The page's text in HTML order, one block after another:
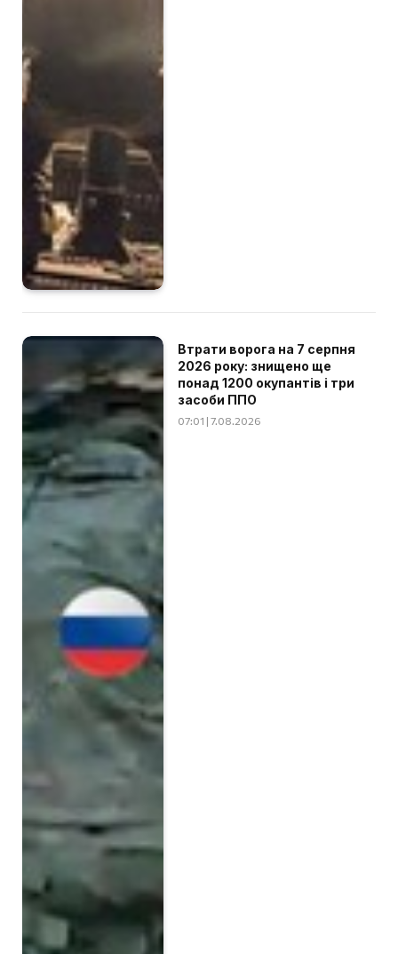
Втрати ворога на 7 серпня
2026 року: знищено ще
понад 1200 окупантів і три
засоби ППО
07:01 | 7.08.2026